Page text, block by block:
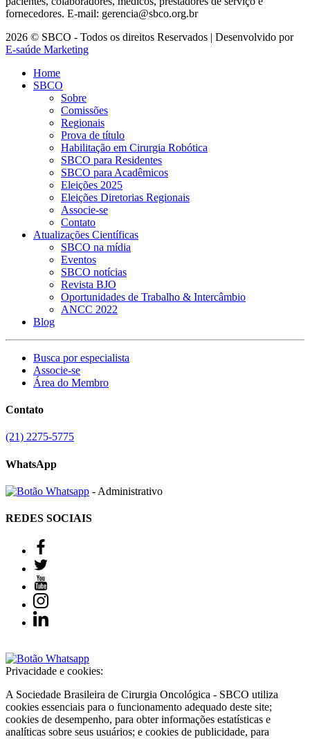
fornecedores. E-mail: gerencia@sbco.org.br
2026 © SBCO - Todos os direitos Reservados | Desenvolvido por
E-saúde Marketing
Home
SBCO
Sobre
Comissões
Regionais
Prova de título
Habilitação em Cirurgia Robótica
SBCO para Residentes
SBCO para Acadêmicos
Eleições 2025
Eleições Diretorias Regionais
Associe-se
Contato
Atualizações Científicas
SBCO na mídia
Eventos
SBCO notícias
Revista BJO
Oportunidades de Trabalho & Intercâmbio
ANCC 2022
Blog
Busca por especialista
Associe-se
Área do Membro
Contato
(21) 2275-5775
WhatsApp
- Administrativo
REDES SOCIAIS
Privacidade e cookies:
A Sociedade Brasileira de Cirurgia Oncológica - SBCO utiliza
cookies essenciais para o funcionamento adequado deste site;
cookies de desempenho, para obter informações estatísticas e
analíticas sobre seus usuários; e cookies de publicidade, para